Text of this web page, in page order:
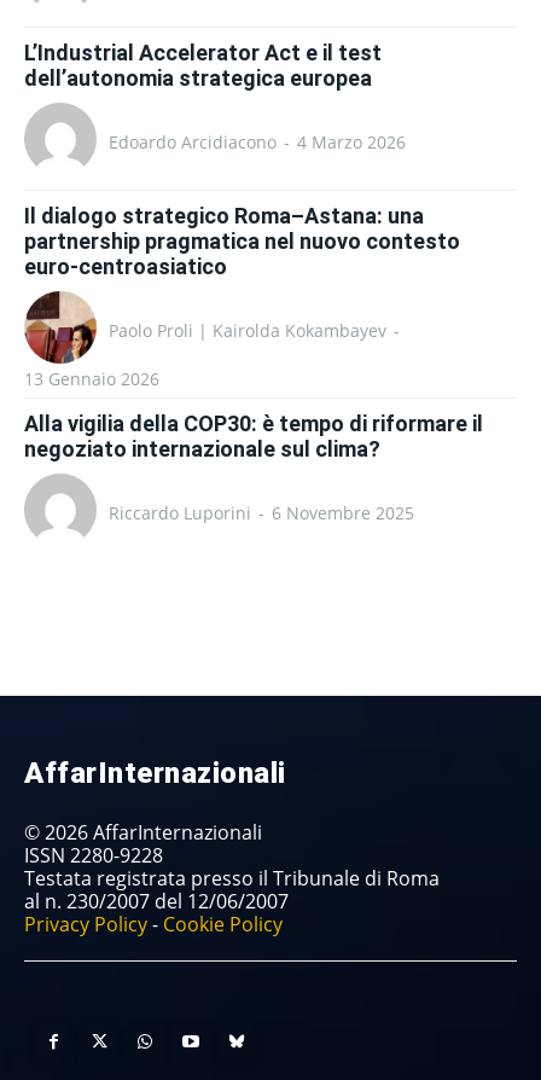
L’Industrial Accelerator Act e il test
dell’autonomia strategica europea
Edoardo Arcidiacono - 4 Marzo 2026
Il dialogo strategico Roma–Astana: una
partnership pragmatica nel nuovo contesto
euro-centroasiatico
Paolo Proli | Kairolda Kokambayev -
13 Gennaio 2026
Alla vigilia della COP30: è tempo di riformare il
negoziato internazionale sul clima?
Riccardo Luporini - 6 Novembre 2025
AffarInternazionali
© 2026 AffarInternazionali
ISSN 2280-9228
Testata registrata presso il Tribunale di Roma
al n. 230/2007 del 12/06/2007
Privacy Policy- Cookie Policy